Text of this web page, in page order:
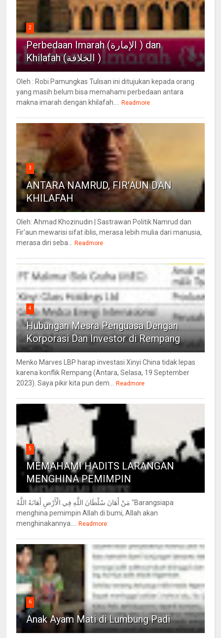
2
Perbedaan Imarah (الإمارة ) dan
Khilafah (الخلافة )
Oleh : Robi Pamungkas Tulisan ini ditujukan kepada orang
yang masih belum bisa memahami perbedaan antara
makna imarah dengan khilafah.... Readmore
3
ANTARA NAMRUD, FIR'AUN DAN
KHILAFAH
Oleh: Ahmad Khozinudin | Sastrawan Politik Namrud dan
Fir'aun mewarisi sifat iblis, merasa lebih mulia dari manusia,
merasa diri seba... Readmore
4
Hubungan Mesra Penguasa Dengan
Korporasi Dan Investor di Rempang
Menko Marves LBP harap investasi Xinyi China tidak lepas
karena konflik Rempang (Antara, Selasa, 19 September
2023). Saya pikir kita pun dem... Readmore
5
MEMAHAMI HADITS LARANGAN
MENGHINA PEMIMPIN
مَنْ أَهَانَ سُلْطَانَ اللَّهِ فِي الْأَرْضِ أَهَانَهُ اللَّهُ "Barangsiapa
menghina pemimpin Allah di bumi, Allah akan
menghinakannya.... Readmore
6
Anak Ayam Mati di Lumbung Padi